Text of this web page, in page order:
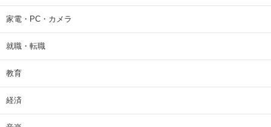
家電・PC・カメラ
就職・転職
教育
経済